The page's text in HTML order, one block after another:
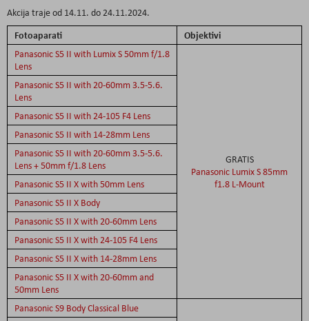
Akcija traje od 14.11. do 24.11.2024.
Fotoaparati Objektivi
Panasonic S5 II with Lumix S 50mm f/1.8
Lens
GRATIS
Panasonic Lumix S 85mm
f1.8 L-Mount
Panasonic S5 II with 20-60mm 3.5-5.6.
Lens
Panasonic S5 II with 24-105 F4 Lens
Panasonic S5 II with 14-28mm Lens
Panasonic S5 II with 20-60mm 3.5-5.6.
Lens + 50mm f/1.8 Lens
Panasonic S5 II X with 50mm Lens
Panasonic S5 II X Body
Panasonic S5 II X with 20-60mm Lens
Panasonic S5 II X with 24-105 F4 Lens
Panasonic S5 II X with 14-28mm Lens
Panasonic S5 II X with 20-60mm and
50mm Lens
Panasonic S9 Body Classical Blue